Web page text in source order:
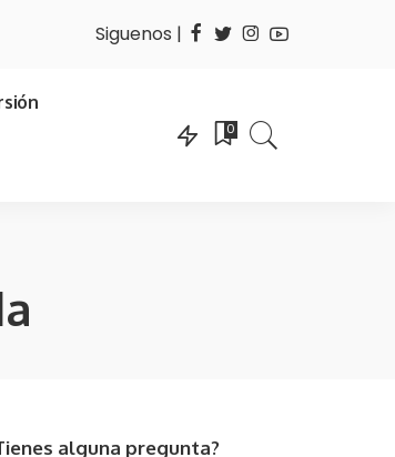
Siguenos |
0
alguna pregunta?